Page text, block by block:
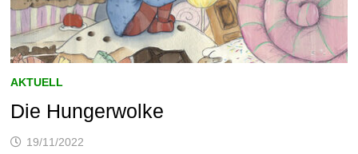
AKTUELL
Die Hungerwolke
19/11/2022